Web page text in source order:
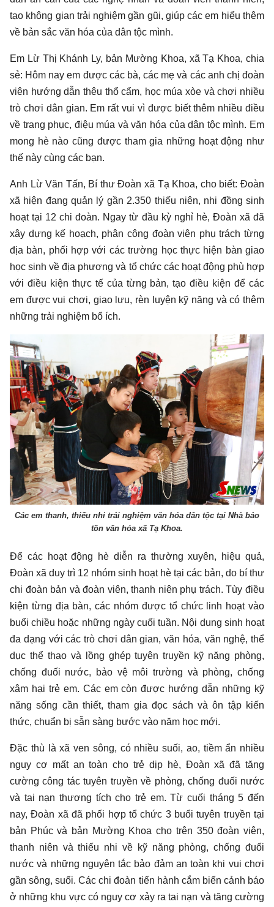
tạo không gian trải nghiệm gần gũi, giúp các em hiểu thêm
về bản sắc văn hóa của dân tộc mình.
Em Lừ Thị Khánh Ly, bản Mường Khoa, xã Tạ Khoa, chia
sẻ: Hôm nay em được các bà, các mẹ và các anh chị đoàn
viên hướng dẫn thêu thổ cẩm, học múa xòe và chơi nhiều
trò chơi dân gian. Em rất vui vì được biết thêm nhiều điều
về trang phục, điệu múa và văn hóa của dân tộc mình. Em
mong hè nào cũng được tham gia những hoạt động như
thế này cùng các bạn.
Anh Lừ Văn Tấn, Bí thư Đoàn xã Tạ Khoa, cho biết: Đoàn
xã hiện đang quản lý gần 2.350 thiếu niên, nhi đồng sinh
hoạt tại 12 chi đoàn. Ngay từ đầu kỳ nghỉ hè, Đoàn xã đã
xây dựng kế hoạch, phân công đoàn viên phụ trách từng
địa bàn, phối hợp với các trường học thực hiện bàn giao
học sinh về địa phương và tổ chức các hoạt động phù hợp
với điều kiện thực tế của từng bản, tạo điều kiện để các
em được vui chơi, giao lưu, rèn luyện kỹ năng và có thêm
những trải nghiệm bổ ích.
Các em thanh, thiếu nhi trải nghiệm văn hóa dân tộc tại Nhà bảo
tồn văn hóa xã Tạ Khoa.
Để các hoạt động hè diễn ra thường xuyên, hiệu quả,
Đoàn xã duy trì 12 nhóm sinh hoạt hè tại các bản, do bí thư
chi đoàn bản và đoàn viên, thanh niên phụ trách. Tùy điều
kiện từng địa bàn, các nhóm được tổ chức linh hoạt vào
buổi chiều hoặc những ngày cuối tuần. Nội dung sinh hoạt
đa dạng với các trò chơi dân gian, văn hóa, văn nghệ, thể
dục thể thao và lồng ghép tuyên truyền kỹ năng phòng,
chống đuối nước, bảo vệ môi trường và phòng, chống
xâm hại trẻ em. Các em còn được hướng dẫn những kỹ
năng sống cần thiết, tham gia đọc sách và ôn tập kiến
thức, chuẩn bị sẵn sàng bước vào năm học mới.
Đặc thù là xã ven sông, có nhiều suối, ao, tiềm ẩn nhiều
nguy cơ mất an toàn cho trẻ dịp hè, Đoàn xã đã tăng
cường công tác tuyên truyền về phòng, chống đuối nước
và tai nạn thương tích cho trẻ em. Từ cuối tháng 5 đến
nay, Đoàn xã đã phối hợp tổ chức 3 buổi tuyên truyền tại
bản Phúc và bản Mường Khoa cho trên 350 đoàn viên,
thanh niên và thiếu nhi về kỹ năng phòng, chống đuối
nước và những nguyên tắc bảo đảm an toàn khi vui chơi
gần sông, suối. Các chi đoàn tiến hành cắm biển cảnh báo
ở những khu vực có nguy cơ xảy ra tai nạn và tăng cường